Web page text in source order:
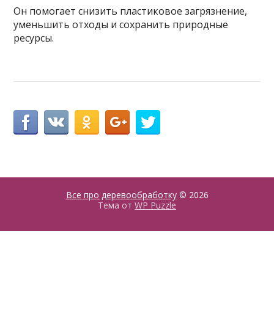
Он помогает снизить пластиковое загрязнение,
уменьшить отходы и сохранить природные
ресурсы.
Все про деревообработку© 2026
Тема от WP Puzzle